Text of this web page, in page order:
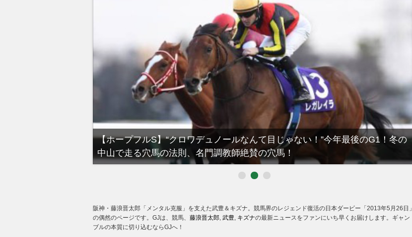
【ホープフルS】“クロワデュノールなんて目じゃない！”今年最後のG1！冬の
中山で走る穴馬の法則、名門調教師絶賛の穴馬！
阪神・藤浪晋太郎「メンタル克服」を支えた武豊＆キズナ。競馬界のレジェンド復活の日本ダービー「2013年5月26日」
の偶然のページです。GJは、競馬、 藤浪晋太郎, 武豊, キズナの最新ニュースをファンにいち早くお届けします。ギャン
ブルの本質に切り込むならGJへ！